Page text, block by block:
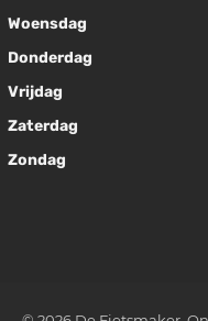
Woensdag
Donderdag
Vrijdag
Zaterdag
Zondag